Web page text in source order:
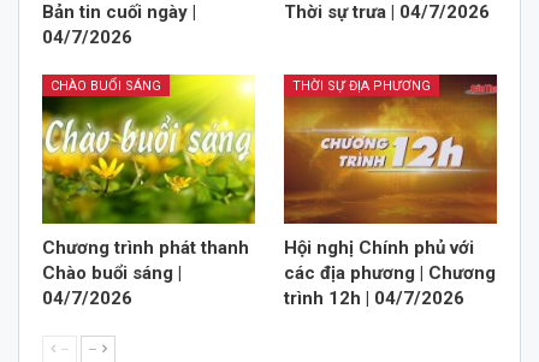
Bản tin cuối ngày |
04/7/2026
Thời sự trưa | 04/7/2026
CHÀO BUỔI SÁNG
Chương trình phát thanh
Chào buổi sáng |
04/7/2026
THỜI SỰ ĐỊA PHƯƠNG
Hội nghị Chính phủ với
các địa phương | Chương
trình 12h | 04/7/2026
-- --